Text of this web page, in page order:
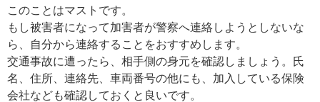
このことはマストです。
もし被害者になって加害者が警察へ連絡しようとしないな
ら、自分から連絡することをおすすめします。
交通事故に遭ったら、相手側の身元を確認しましょう。氏
名、住所、連絡先、車両番号の他にも、加入している保険
会社なども確認しておくと良いです。